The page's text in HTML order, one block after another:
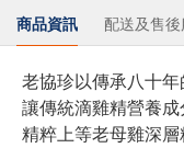
商品資訊 配送及售
老協珍以傳承八十年
讓傳統滴雞精營養成
精粹上等老母雞深層